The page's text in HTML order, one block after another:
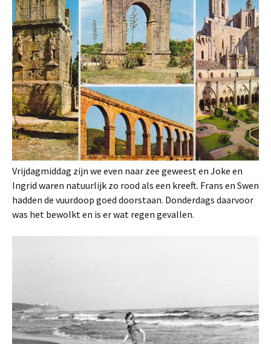
Vrijdagmiddag zijn we even naar zee geweest en Joke en
Ingrid waren natuurlijk zo rood als een kreeft. Frans en Swen
hadden de vuurdoop goed doorstaan. Donderdags daarvoor
was het bewolkt en is er wat regen gevallen.